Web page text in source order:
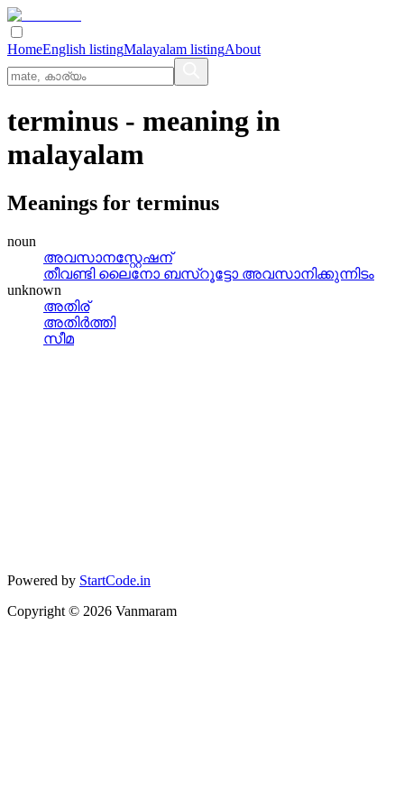
HomeEnglish listingMalayalam listingAbout
terminus - meaning in
malayalam
Meanings for terminus
noun
അവസാനസ്റ്റേഷന്
തീവണ്ടി ലൈനോ ബസ്‌റൂട്ടോ അവസാനിക്കുന്നിടം
unknown
അതിര്
അതിര്‍ത്തി
സീമ
Powered by StartCode.in
Copyright © 2026 Vanmaram